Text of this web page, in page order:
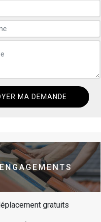
gratuits